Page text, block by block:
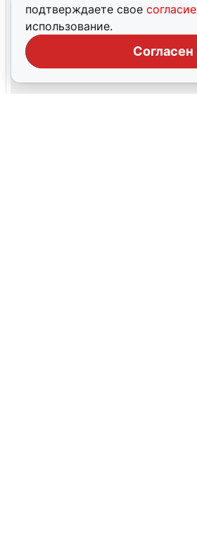
подтверждаете свое согласие
использование.
Согласен